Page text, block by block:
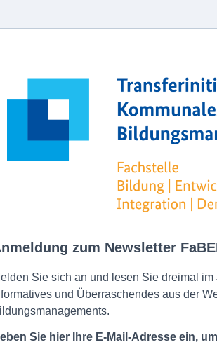
zum Newsletter
Sie sich an und lesen Sie dreimal im
und Überraschendes aus der
Sie hier Ihre E-Mail-Adresse ein,